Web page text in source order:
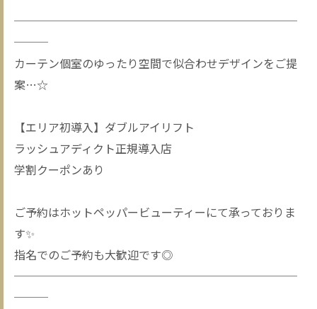
─────────────────────────
───
カーテン個室のゆったり空間で似合わせデザインをご提
案…☆
【エリア初導入】ダブルアイリフト
ラッシュアディクト正規導入店
学割クーポンあり
ご予約はホットペッパービューティーにて承っておりま
す✨
指名でのご予約も大歓迎です◎
─────────────────────────
───